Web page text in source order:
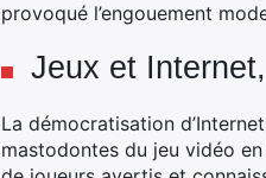
provoqué l’engouement
Jeux et
La démocratisation
mastodontes du jeu vidéo